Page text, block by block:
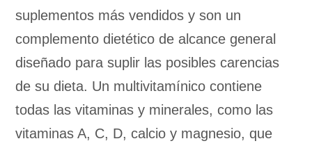
suplementos más vendidos y son un
complemento dietético de alcance general
diseñado para suplir las posibles carencias
de su dieta. Un multivitamínico contiene
todas las vitaminas y minerales, como las
vitaminas A, C, D, calcio y magnesio, que